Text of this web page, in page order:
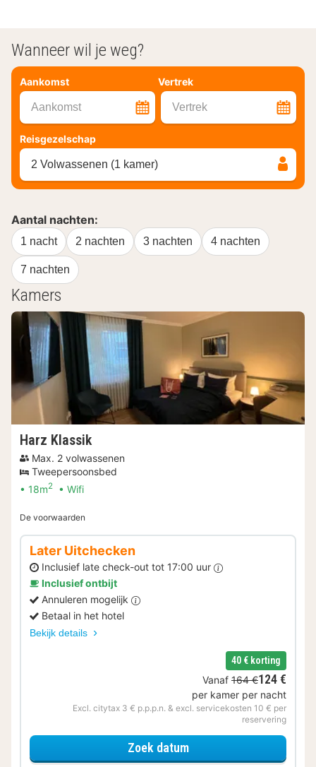
Wanneer wil je weg?
Aankomst Vertrek
Aankomst Vertrek
Reisgezelschap
2 Volwassenen (1 kamer)
Aantal nachten:
1 nacht 2 nachten 3 nachten 4 nachten
7 nachten
Kamers
Harz Klassik
Max. 2 volwassenen
Tweepersoonsbed
18m2 Wifi
De voorwaarden
Later Uitchecken
Inclusief late check-out tot 17:00 uur
Inclusief ontbijt
Annuleren mogelijk
Betaal in het hotel
Bekijk details
40 € korting
Vanaf 164 €124 €
per kamer per nacht
Excl. citytax 3 € p.p.p.n. & excl. servicekosten 10 € per
reservering
Zoek datumvoor Later Uitchecken